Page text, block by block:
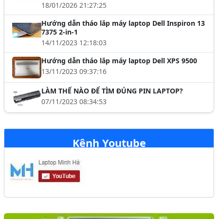
18/01/2026 21:27:25
Hướng dẫn tháo lắp máy laptop Dell Inspiron 13
7375 2-in-1
14/11/2023 12:18:03
Hướng dẫn tháo lắp máy laptop Dell XPS 9500
13/11/2023 09:37:16
LÀM THẾ NÀO ĐỂ TÌM ĐÚNG PIN LAPTOP?
07/11/2023 08:34:53
Kênh Youtube